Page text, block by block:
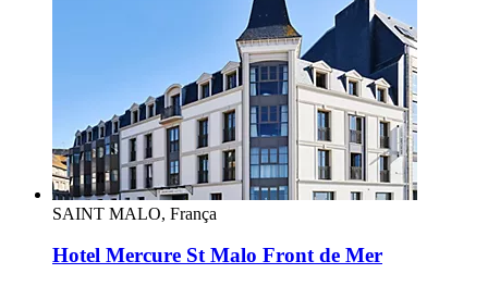
SAINT MALO, França
Hotel Mercure St Malo Front de Mer